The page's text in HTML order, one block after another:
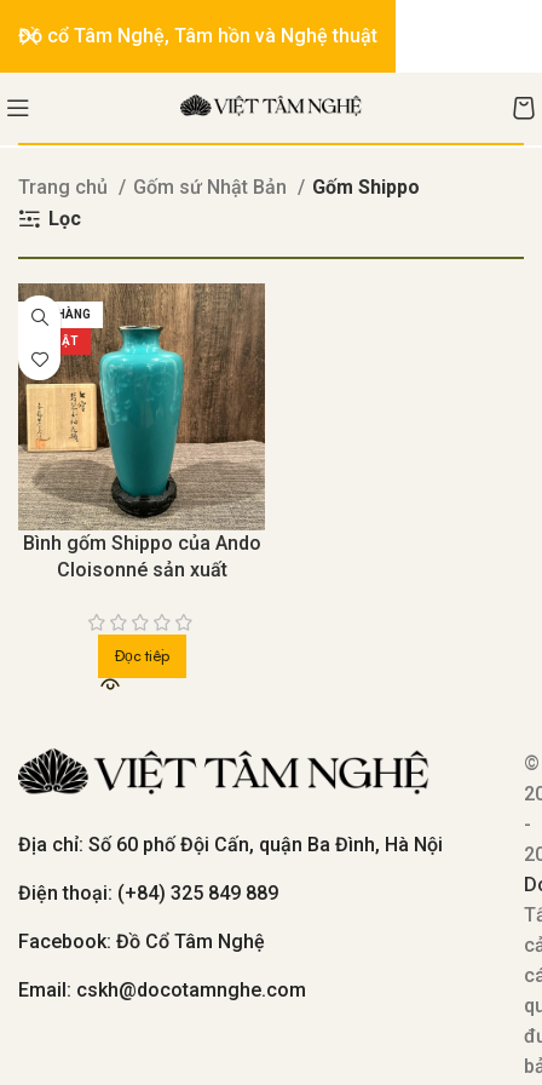
Trang chủ Gốm sứ Nhật Bản
Gốm Shippo
Lọc
HẾT HÀNG
NỔI BẬT
Bình gốm Shippo của Ando
Cloisonné sản xuất
Đọc tiếp
Địa chỉ: Số 60 phố Đội Cấn, quận Ba Đình, Hà Nội
Điện thoại: (+84) 325 849 889
Facebook: Đồ Cổ Tâm Nghệ
Email: cskh@docotamnghe.com
©
-
Đồ cổ Tâm Nghệ, Tâm hồn và Nghệ thuật